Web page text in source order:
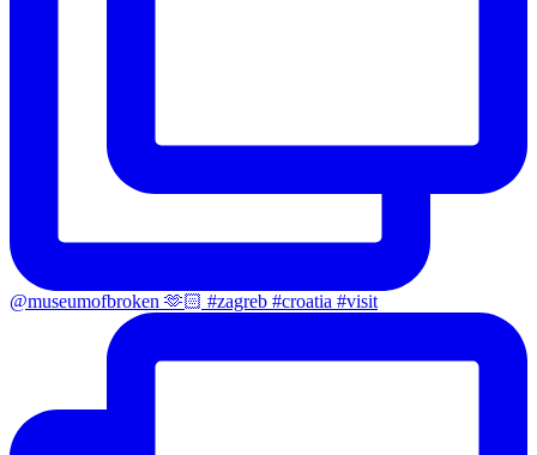
@museumofbroken 🫶🏻 #zagreb #croatia #visit